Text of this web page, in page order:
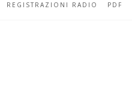
REGISTRAZIONI RADIO PDF